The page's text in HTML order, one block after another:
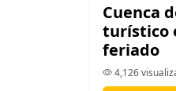
Cuenca
turístico
feriado
4,126